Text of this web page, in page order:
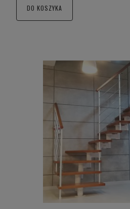
DO KOSZYKA